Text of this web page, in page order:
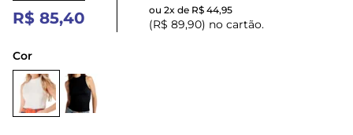
R$ 85,40 ou 2x de R$ 44,95
(R$ 89,90) no cartão.
Cor